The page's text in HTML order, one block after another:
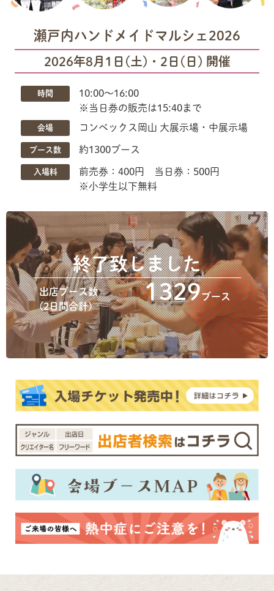
瀬戸内ハンドメイドマルシェ2026
2026年8月1日(土)・2日(日) 開催
時間
10:00〜16:00
※当日券の販売は15:40まで
会場 コンベックス岡山 大展示場・中展示場
ブース数 約1300ブース
入場料
前売券：400円 当日券：500円
※小学生以下無料
終了致しました
出店ブース数
(2日間合計)
1329ブース